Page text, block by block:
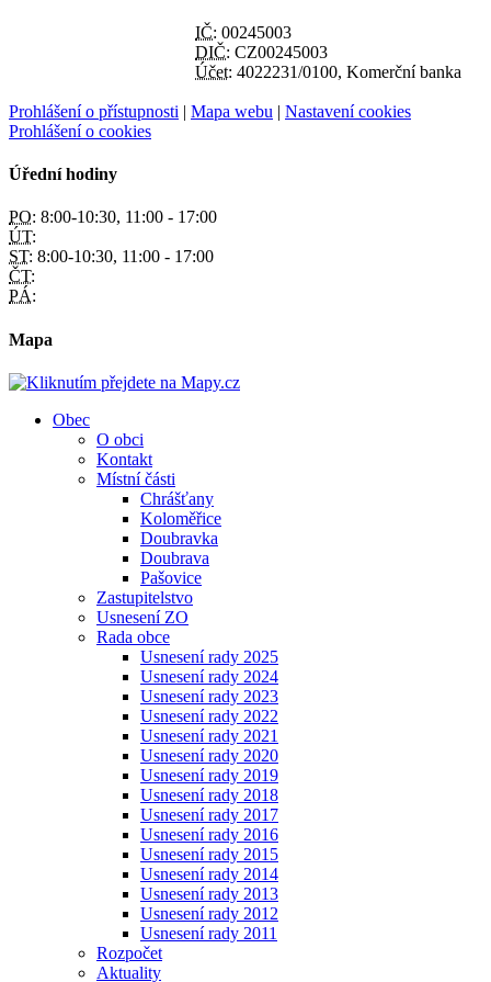
IČ: 00245003
DIČ: CZ00245003
Účet: 4022231/0100, Komerční banka
Prohlášení o přístupnosti | Mapa webu | Nastavení cookies
Prohlášení o cookies
Úřední hodiny
PO: 8:00-10:30, 11:00 - 17:00
ÚT:
ST: 8:00-10:30, 11:00 - 17:00
ČT:
PÁ:
Mapa
Obec
O obci
Kontakt
Místní části
Chrášťany
Koloměřice
Doubravka
Doubrava
Pašovice
Zastupitelstvo
Usnesení ZO
Rada obce
Usnesení rady 2025
Usnesení rady 2024
Usnesení rady 2023
Usnesení rady 2022
Usnesení rady 2021
Usnesení rady 2020
Usnesení rady 2019
Usnesení rady 2018
Usnesení rady 2017
Usnesení rady 2016
Usnesení rady 2015
Usnesení rady 2014
Usnesení rady 2013
Usnesení rady 2012
Usnesení rady 2011
Rozpočet
Aktuality